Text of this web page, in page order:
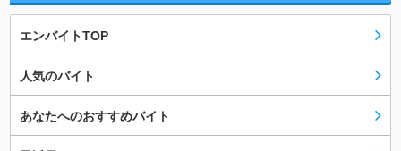
エンバイトTOP
人気のバイト
あなたへのおすすめバイト